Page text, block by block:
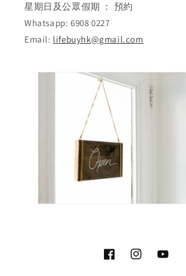
星期日及公眾假期 ： 預約
Whatsapp: 6908 0227
Email: lifebuyhk@gmail.com
FacebookInstagramYouTube